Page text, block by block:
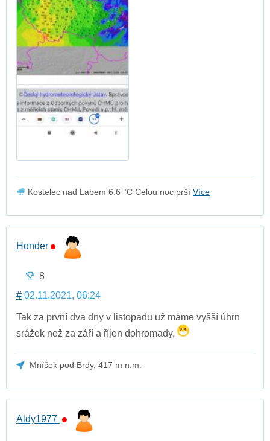
Kostelec nad Labem 6.6 °C Celou noc prší Více
Honder
8
# 02.11.2021, 06:24
Tak za první dva dny v listopadu už máme vyšší úhrn
srážek než za září a říjen dohromady.
Mníšek pod Brdy, 417 m n.m.
Aldy1977